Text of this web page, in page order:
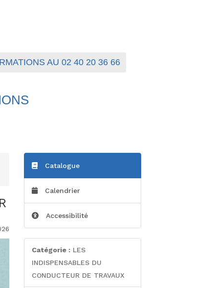
AU 02 40 20 36 66
Catalogue
Calendrier
Accessibilité
Catégorie : LES
INDISPENSABLES DU
CONDUCTEUR DE TRAVAUX